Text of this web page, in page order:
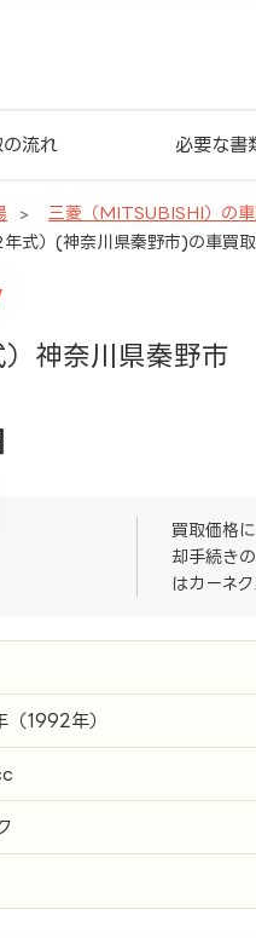
流れ 必要な書
三菱（MITSUBISHI）の
式）(神奈川県秦野市)の車買取
神奈川県秦野市
買取価格
却手続き
はカーネ
1992年）